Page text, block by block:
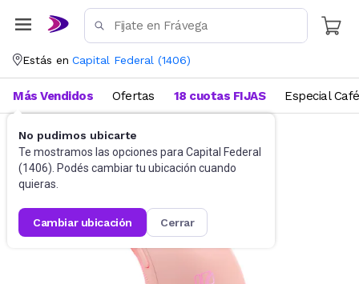
Estás en Capital Federal (1406)
No pudimos ubicarte
Te mostramos las opciones para Capital Federal
(1406). Podés cambiar tu ubicación cuando
quieras.
cambiar ubicación cerrar
Más Vendidos Ofertas 18 cuotas FIJAS Especial Café
Gaming PC Mouses